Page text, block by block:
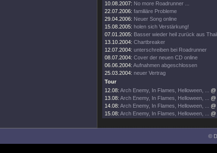
10.08.2007: No more Roadrunner ...
22.07.2006: familiäre Probleme
29.04.2006: Neuer Song online
15.08.2005: holen sich Verstärkung!
07.01.2005: Basser wieder heil zurück aus
13.10.2004: Chartbreaker
12.07.2004: unterschreiben bei Roadrunner
08.07.2004: Cover der neuen CD online
06.06.2004: Aufnahmen abgeschlossen
25.03.2004: neuer Vertrag
Tour
12.08: Arch Enemy, In Flames, Helloween, ...
13.08: Arch Enemy, In Flames, Helloween, ...
14.08: Arch Enemy, In Flames, Helloween, ...
15.08: Arch Enemy, In Flames, Helloween, ...
©